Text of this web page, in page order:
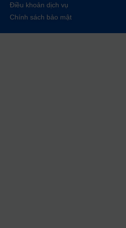
Điều khoản dịch vụ
Chính sách bảo mật